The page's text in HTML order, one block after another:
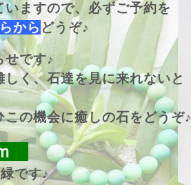
ますので、必ずご予約を
から どうぞ♪
せです♪
く、石達を見に来れないと
の機会に癒しの石をどうぞ♪
です♪